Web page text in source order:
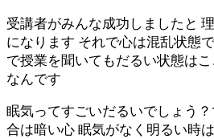
受講者がみんな成功しましたと
になります それで心は混乱状態
で授業を聞いてもだるい状態は
なんです
眠気ってすごいだるいでしょう
合は暗い心 眠気がなく明るい時